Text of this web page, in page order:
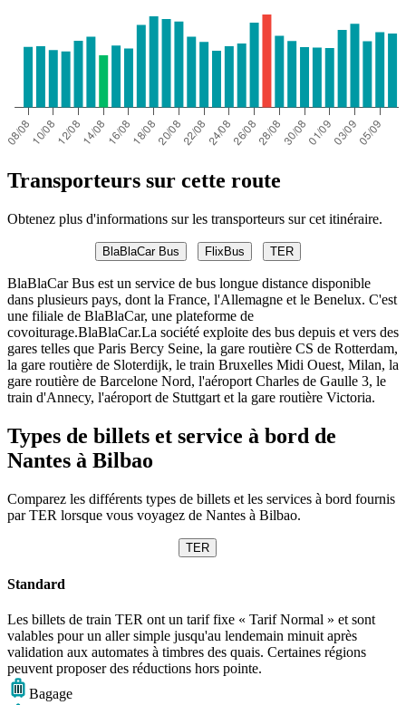
Transporteurs sur cette route
Obtenez plus d'informations sur les transporteurs sur cet itinéraire.
BlaBlaCar Bus FlixBus TER
BlaBlaCar Bus est un service de bus longue distance disponible
dans plusieurs pays, dont la France, l'Allemagne et le Benelux. C'est
une filiale de BlaBlaCar, une plateforme de
covoiturage.BlaBlaCar.La société exploite des bus depuis et vers des
gares telles que Paris Bercy Seine, la gare routière CS de Rotterdam,
la gare routière de Sloterdijk, le train Bruxelles Midi Ouest, Milan, la
gare routière de Barcelone Nord, l'aéroport Charles de Gaulle 3, le
train d'Annecy, l'aéroport de Stuttgart et la gare routière Victoria.
Types de billets et service à bord de
Nantes à Bilbao
Comparez les différents types de billets et les services à bord fournis
par TER lorsque vous voyagez de Nantes à Bilbao.
TER
Standard
Les billets de train TER ont un tarif fixe « Tarif Normal » et sont
valables pour un aller simple jusqu'au lendemain minuit après
validation aux automates à timbres des quais. Certaines régions
peuvent proposer des réductions hors pointe.
Bagage